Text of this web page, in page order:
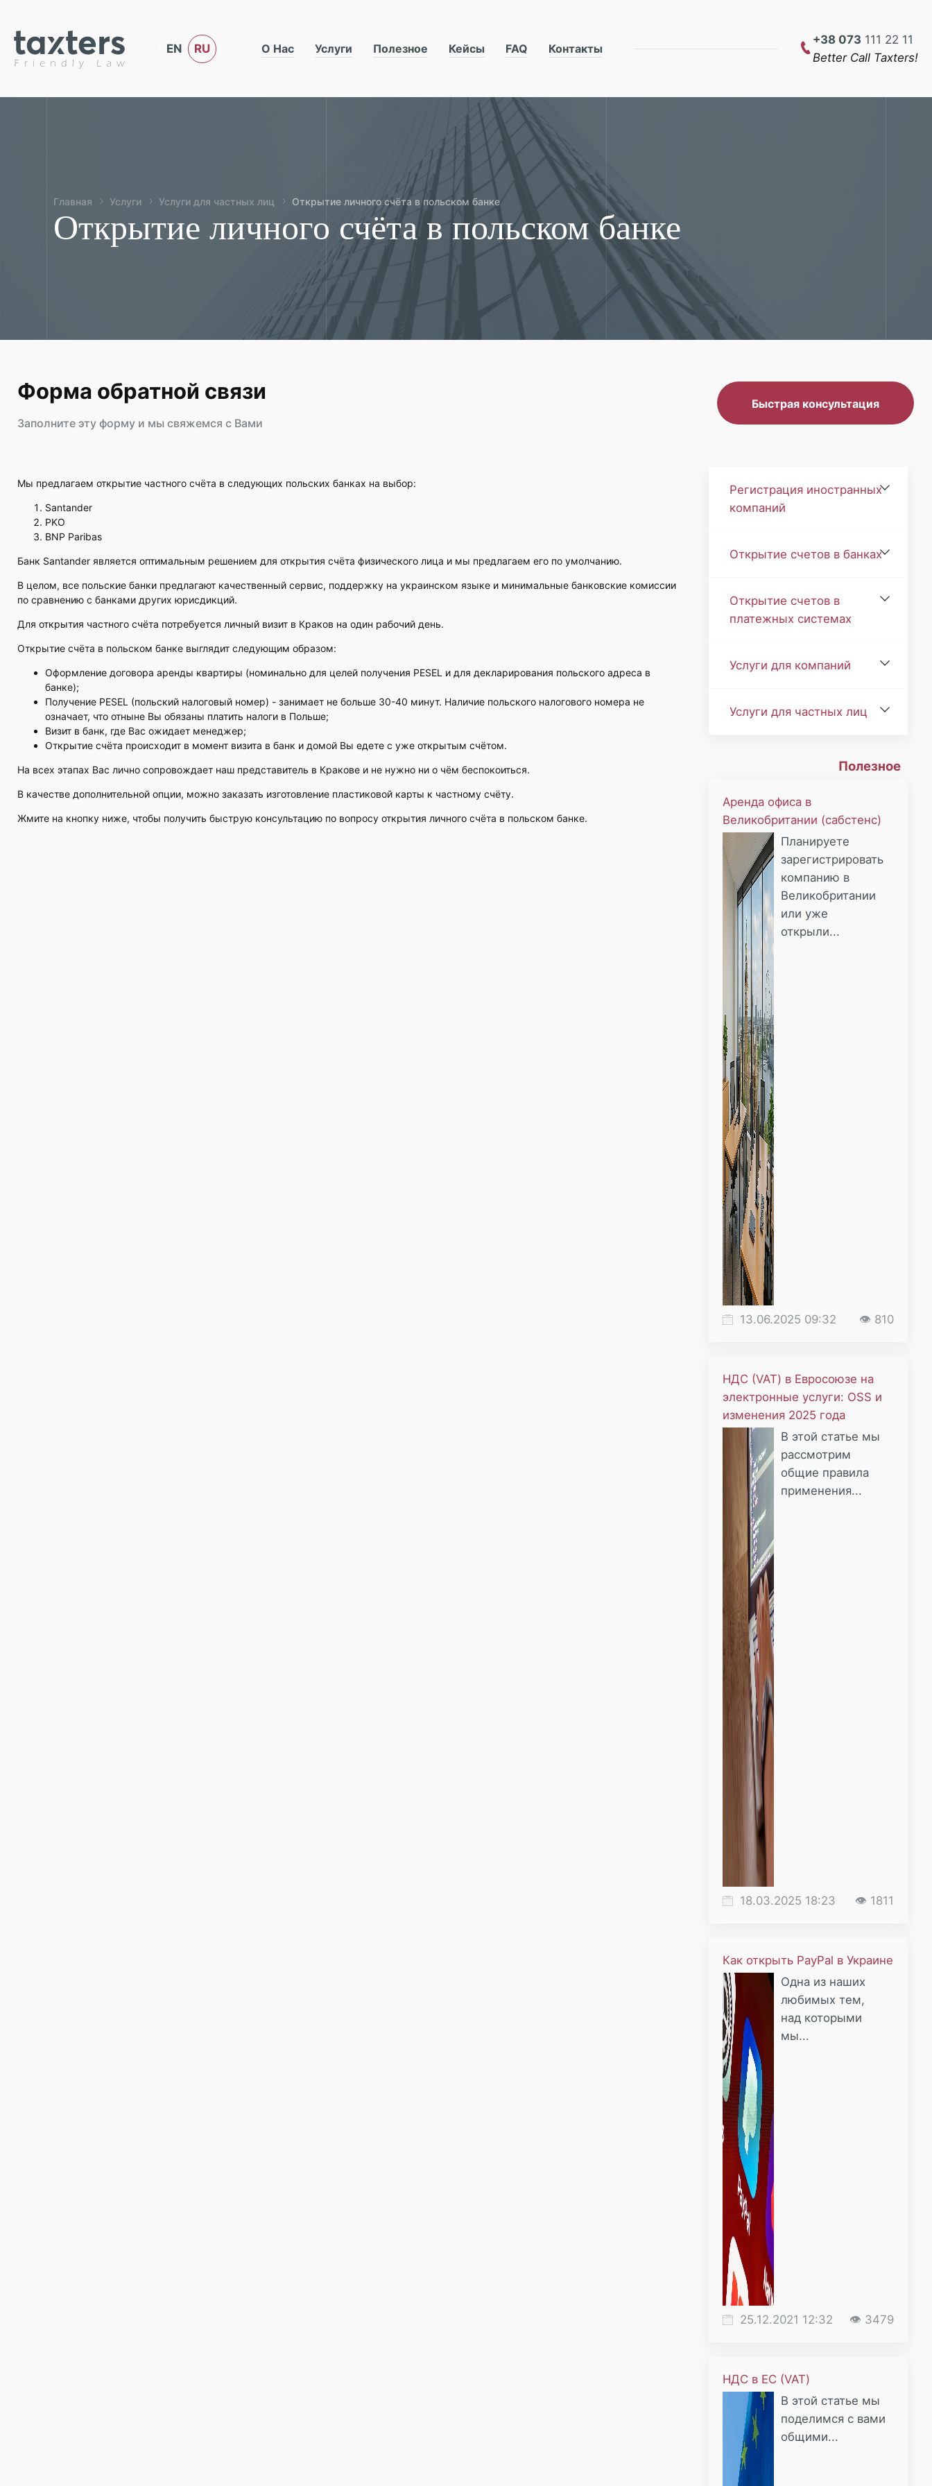
EN RU О Нас Услуги Полезное Кейсы FAQ Контакты
+38 073 111 22 11
Better Call Taxters!
Главная Услуги Услуги для частных лиц Открытие личного счёта в польском банке
Открытие личного счёта в польском банке
Форма обратной связи
Заполните эту форму и мы свяжемся с Вами
Быстрая консультация
Мы предлагаем открытие частного счёта в следующих польских банках на выбор:
Santander
PKO
BNP Paribas
Банк Santander является оптимальным решением для открытия счёта физического лица и мы предлагаем его по умолчанию.
В целом, все польские банки предлагают качественный сервис, поддержку на украинском языке и минимальные банковские комиссии
по сравнению с банками других юрисдикций.
Для открытия частного счёта потребуется личный визит в Краков на один рабочий день.
Открытие счёта в польском банке выглядит следующим образом:
Оформление договора аренды квартиры (номинально для целей получения PESEL и для декларирования польского адреса в
банке);
Получение PESEL (польский налоговый номер) - занимает не больше 30-40 минут. Наличие польского налогового номера не
означает, что отныне Вы обязаны платить налоги в Польше;
Визит в банк, где Вас ожидает менеджер;
Открытие счёта происходит в момент визита в банк и домой Вы едете с уже открытым счётом.
На всех этапах Вас лично сопровождает наш представитель в Кракове и не нужно ни о чём беспокоиться.
В качестве дополнительной опции, можно заказать изготовление пластиковой карты к частному счёту.
Жмите на кнопку ниже, чтобы получить быструю консультацию по вопросу открытия личного счёта в польском банке.
Регистрация иностранных
компаний
Открытие счетов в банках
Открытие счетов в
платежных системах
Услуги для компаний
Услуги для частных лиц
Полезное
Аренда офиса в
Великобритании (сабстенс)
Планируете
зарегистрировать
компанию в
Великобритании
или уже
открыли...
13.06.2025 09:32 👁 810
НДС (VAT) в Евросоюзе на
электронные услуги: OSS и
изменения 2025 года
В этой статье мы
рассмотрим
общие правила
применения...
18.03.2025 18:23 👁 1811
Как открыть PayPal в Украине
Одна из наших
любимых тем,
над которыми
мы...
25.12.2021 12:32 👁 3479
НДС в ЕС (VAT)
В этой статье мы
поделимся с вами
общими...